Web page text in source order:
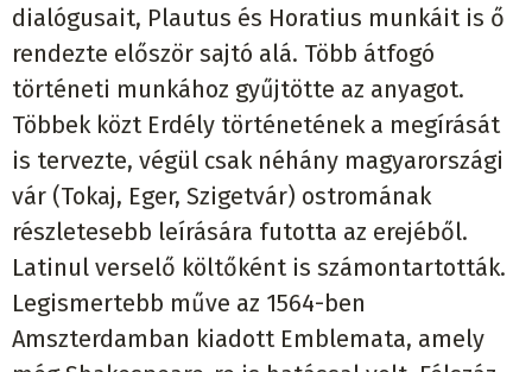
dialógusait, Plautus és Horatius munkáit is ő
rendezte először sajtó alá. Több átfogó
történeti munkához gyűjtötte az anyagot.
Többek közt Erdély történetének a megírását
is tervezte, végül csak néhány magyarországi
vár (Tokaj, Eger, Szigetvár) ostromának
részletesebb leírására futotta az erejéből.
Latinul verselő költőként is számontartották.
Legismertebb műve az 1564-ben
Amszterdamban kiadott Emblemata, amely